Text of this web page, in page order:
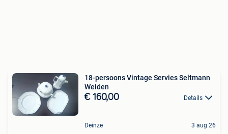
18-persoons Vintage Servies Seltmann
Weiden
€ 160,00 Details
Deinze 3 aug 26